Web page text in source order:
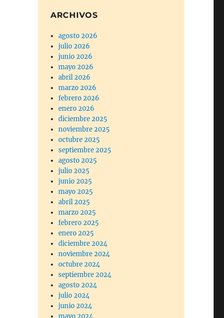
ARCHIVOS
agosto 2026
julio 2026
junio 2026
mayo 2026
abril 2026
marzo 2026
febrero 2026
enero 2026
diciembre 2025
noviembre 2025
octubre 2025
septiembre 2025
agosto 2025
julio 2025
junio 2025
mayo 2025
abril 2025
marzo 2025
febrero 2025
enero 2025
diciembre 2024
noviembre 2024
octubre 2024
septiembre 2024
agosto 2024
julio 2024
junio 2024
mayo 2024